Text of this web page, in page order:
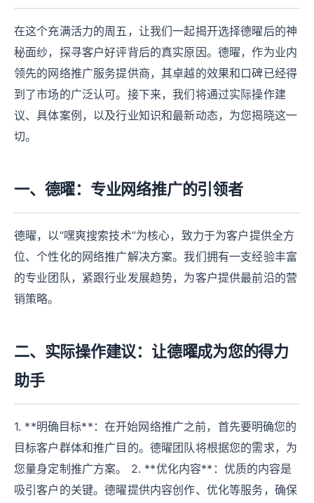
在这个充满活力的周五，让我们一起揭开选择德曜后的神
秘面纱，探寻客户好评背后的真实原因。德曜，作为业内
领先的网络推广服务提供商，其卓越的效果和口碑已经得
到了市场的广泛认可。接下来，我们将通过实际操作建
议、具体案例，以及行业知识和最新动态，为您揭晓这一
切。
一、德曜：专业网络推广的引领者
德曜，以“嘿爽搜索技术”为核心，致力于为客户提供全方
位、个性化的网络推广解决方案。我们拥有一支经验丰富
的专业团队，紧跟行业发展趋势，为客户提供最前沿的营
销策略。
二、实际操作建议：让德曜成为您的得力
助手
1. **明确目标**：在开始网络推广之前，首先要明确您的
目标客户群体和推广目的。德曜团队将根据您的需求，为
您量身定制推广方案。 2. **优化内容**：优质的内容是
吸引客户的关键。德曜提供内容创作、优化等服务，确保